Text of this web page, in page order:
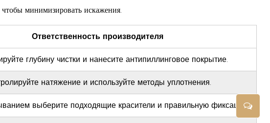
минимизировать искажения.
Ответственность производителя
глубину чистки и нанесите антипиллинговое покрытие.
натяжение и используйте методы уплотнения.
выберите подходящие красители и правильную фиксацию.